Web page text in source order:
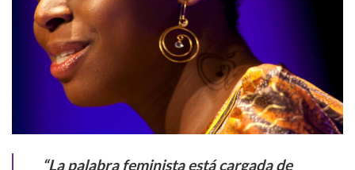
“La palabra feminista está cargada de